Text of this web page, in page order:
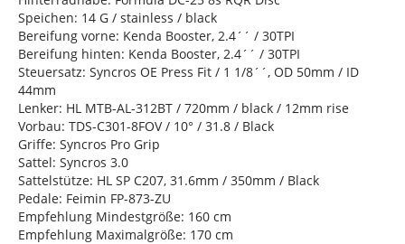
Speichen: 14 G / stainless / black
Bereifung vorne: Kenda Booster, 2.4´´ / 30TPI
Bereifung hinten: Kenda Booster, 2.4´´ / 30TPI
Steuersatz: Syncros OE Press Fit / 1 1/8´´, OD 50mm / ID
44mm
Lenker: HL MTB-AL-312BT / 720mm / black / 12mm rise
Vorbau: TDS-C301-8FOV / 10° / 31.8 / Black
Griffe: Syncros Pro Grip
Sattel: Syncros 3.0
Sattelstütze: HL SP C207, 31.6mm / 350mm / Black
Pedale: Feimin FP-873-ZU
Empfehlung Mindestgröße: 160 cm
Empfehlung Maximalgröße: 170 cm